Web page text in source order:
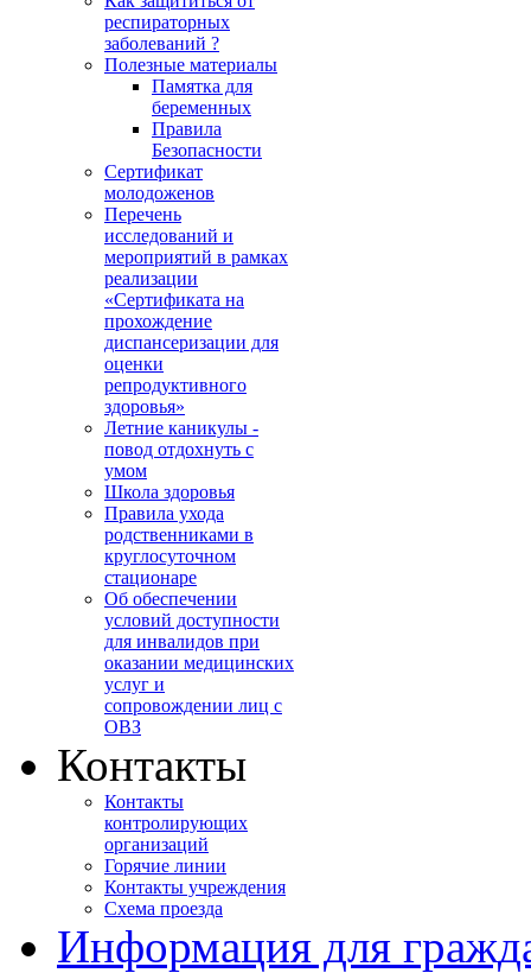
респираторных
заболеваний ?
Полезные материалы
Памятка для
беременных
Правила
Безопасности
Сертификат
молодоженов
Перечень
исследований и
мероприятий в рамках
реализации
«Сертификата на
прохождение
диспансеризации для
оценки
репродуктивного
здоровья»
Летние каникулы -
повод отдохнуть с
умом
Школа здоровья
Правила ухода
родственниками в
круглосуточном
стационаре
Об обеспечении
условий доступности
для инвалидов при
оказании медицинских
услуг и
сопровождении лиц с
ОВЗ
Контакты
Контакты
контролирующих
организаций
Горячие линии
Контакты учреждения
Схема проезда
Информация для